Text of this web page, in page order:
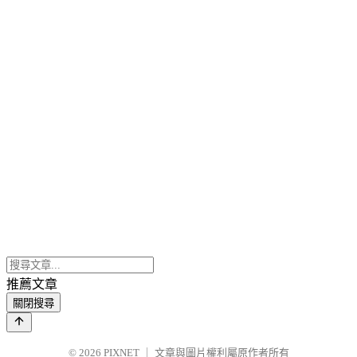
推薦文章
關閉搜尋
© 2026 PIXNET 文章與圖片權利屬原作者所有